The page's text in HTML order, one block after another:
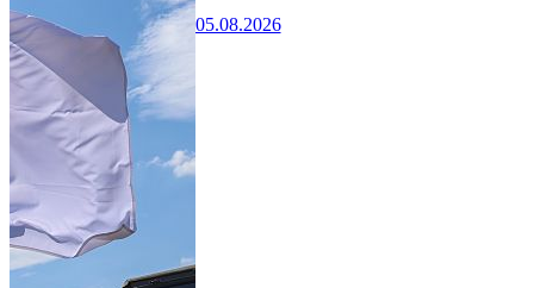
05.08.2026